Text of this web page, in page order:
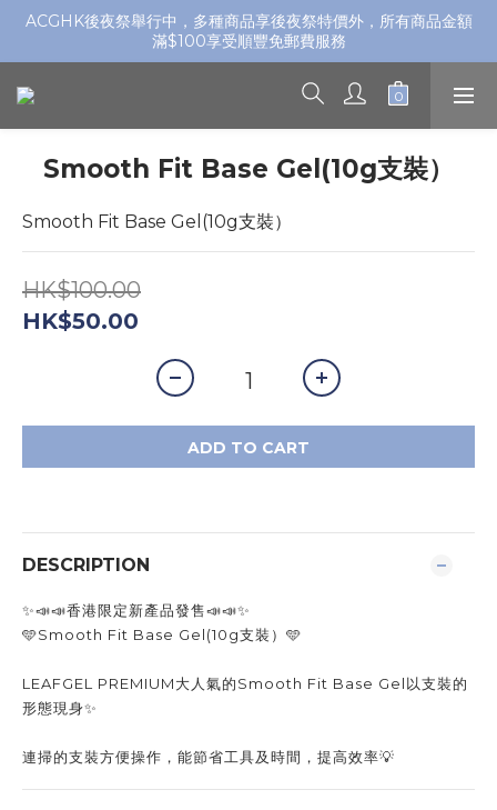
ACGHK後夜祭舉行中，多種商品享後夜祭特價外，所有商品金額
滿$100享受順豐免郵費服務
Smooth Fit Base Gel(10g支裝）
Smooth Fit Base Gel(10g支裝）
HK$100.00
HK$50.00
ADD TO CART
DESCRIPTION
✨️📣📣香港限定新產品發售📣📣✨️
🩵Smooth Fit Base Gel(10g支裝）🩵
LEAFGEL PREMIUM大人氣的Smooth Fit Base Gel以支裝的
形態現身✨️
連掃的支裝方便操作，能節省工具及時間，提高效率💡